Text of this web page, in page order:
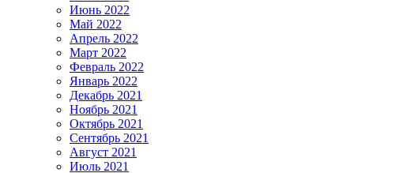
Июнь 2022
Май 2022
Апрель 2022
Март 2022
Февраль 2022
Январь 2022
Декабрь 2021
Ноябрь 2021
Октябрь 2021
Сентябрь 2021
Август 2021
Июль 2021